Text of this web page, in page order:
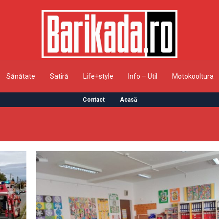
Sănătate Satiră Life+style Info – Util Motokooltura
Contact Acasă